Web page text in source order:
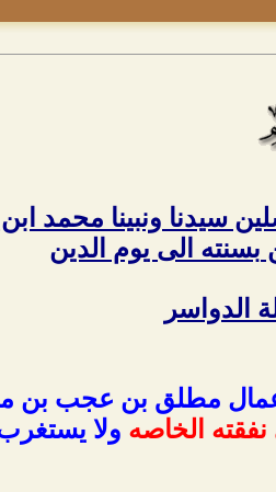
سيدنا ونبينا محمد ابن
الى يوم الدين
الدواسر
مطلق بن عجب بن
الخاصه ولا